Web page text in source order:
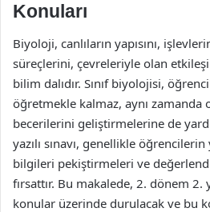
Konuları
Biyoloji, canlıların yapısını,
süreçlerini, çevreleriyle olan
bilim dalıdır. Sınıf biyolojisi,
öğretmekle kalmaz, aynı zamanda
becerilerini geliştirmelerine de
yazılı sınavı, genellikle
bilgileri pekiştirmeleri ve
fırsattır. Bu makalede, 2. dönem 2.
konular üzerinde durulacak ve bu